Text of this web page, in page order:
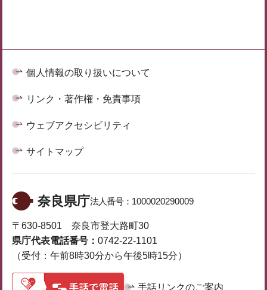
個人情報の取り扱いについて
リンク・著作権・免責事項
ウェブアクセシビリティ
サイトマップ
奈良県庁法人番号： 1000020290009
〒630-8501 奈良市登大路町30
県庁代表電話番号： 0742-22-1101
（受付：午前8時30分から午後5時15分）
手話リンクのご案内